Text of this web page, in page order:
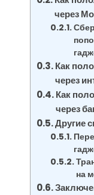
через
Как
через
Как
через
Другие
на